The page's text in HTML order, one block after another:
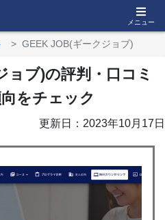
メニュー
GEEK JOB(ギークジョブ)
ョブ)の評判・口コミ
をチェック
更新日：2023年10月17日